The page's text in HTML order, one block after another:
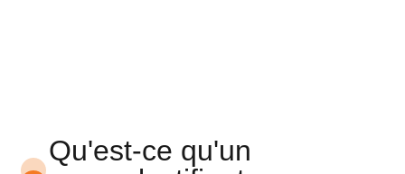
Qu'est-ce qu'un